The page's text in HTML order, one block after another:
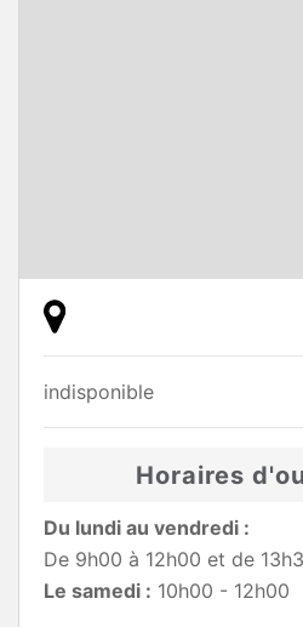
indisponible
Horaires
Du lundi au vendredi :
De 9h00 à 12h00 et de
Le samedi : 10h00 - 12h00